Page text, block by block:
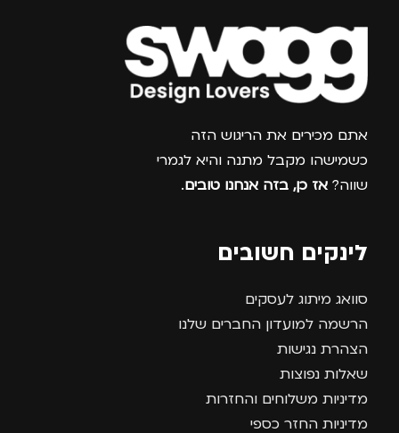
צרפו אותי למועדון
אתם מכירים את הריגוש הזה
כשמישהו מקבל מתנה והיא לגמרי
שווה? אז כן, בזה אנחנו טובים.
לינקים חשובים
סוואג מיתוג לעסקים
הרשמה למועדון החברים שלנו
הצהרת נגישות
שאלות נפוצות
מדיניות משלוחים והחזרות
מדיניות החזר כספי